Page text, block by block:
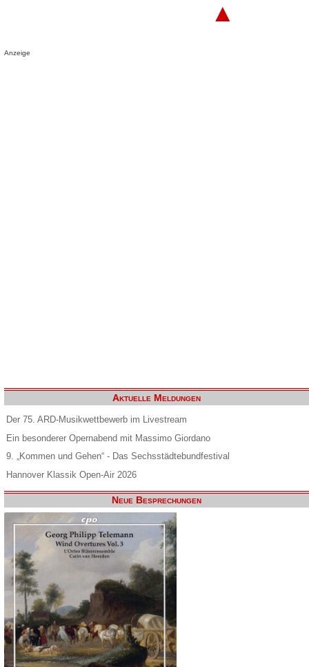
▲
Anzeige
Aktuelle Meldungen
Der 75. ARD-Musikwettbewerb im Livestream
Ein besonderer Opernabend mit Massimo Giordano
9. „Kommen und Gehen“ - Das Sechsstädtebundfestival
Hannover Klassik Open-Air 2026
Neue Besprechungen